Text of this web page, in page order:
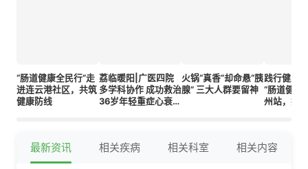
“肠道健康全民行”走
进连云港社区，共筑
健康防线
荔临暖阳|广医四院
多学科协作 成功救治
36岁年轻重症心衰患
火锅“真香”却命悬“胰
腺” 三大人群要留神​
践行健康
“肠道健康
州站，探
最新资讯 相关疾病 相关科室 相关内容